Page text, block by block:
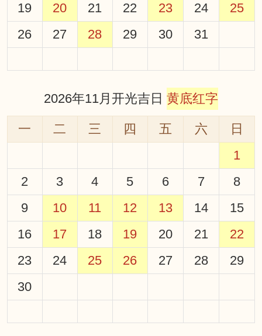
19
20 21 22 23 24
25
26
27 28 29 30 31
2026年11月开光吉日 黄底红字
一 二 三 四 五 六
日
1
2
3 4 5 6 7
8
9
10 11 12 13 14
15
16
17 18 19 20 21
22
23
24 25 26 27 28
29
30